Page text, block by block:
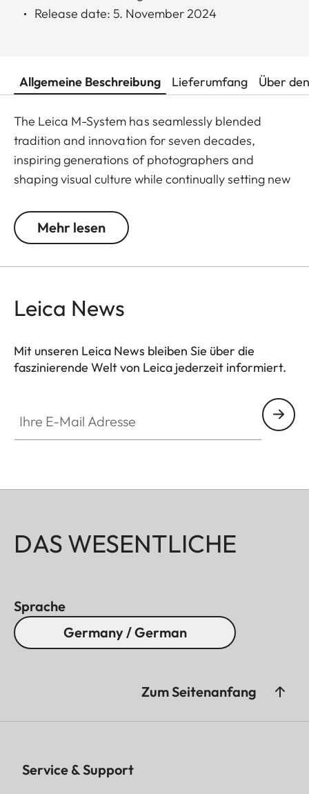
Release date: 5. November 2024
Allgemeine Beschreibung Lieferumfang Über
The Leica M-System has seamlessly blended
tradition and innovation for seven decades,
inspiring generations of photographers and
shaping visual culture while continually setting new
of this iconic camera, offering over 250 pages
filled with insightful essays, legendary
Mehr lesen
Leica News
Mit unseren Leica News bleiben Sie über die
faszinierende Welt von Leica jederzeit informiert.
DAS WESENTLICHE
Sprache
Germany / German
Zum Seitenanfang
Service & Support